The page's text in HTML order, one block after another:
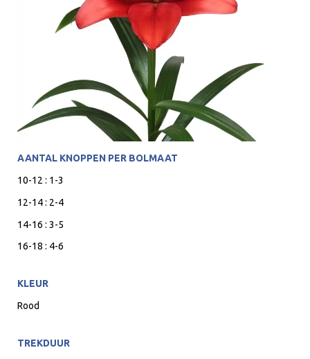
AANTAL KNOPPEN PER BOLMAAT
10-12 : 1-3
12-14 : 2-4
14-16 : 3-5
16-18 : 4-6
KLEUR
Rood
TREKDUUR